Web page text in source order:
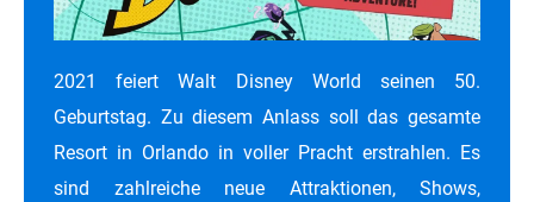
2021 feiert Walt Disney World seinen 50.
Geburtstag. Zu diesem Anlass soll das gesamte
Resort in Orlando in voller Pracht erstrahlen. Es
sind zahlreiche neue Attraktionen, Shows,